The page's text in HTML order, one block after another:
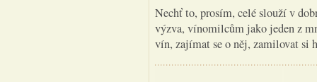
Nechť to, prosím, celé slouží v
výzva, vínomilcům jako jeden z
vín, zajímat se o něj, zamilovat si